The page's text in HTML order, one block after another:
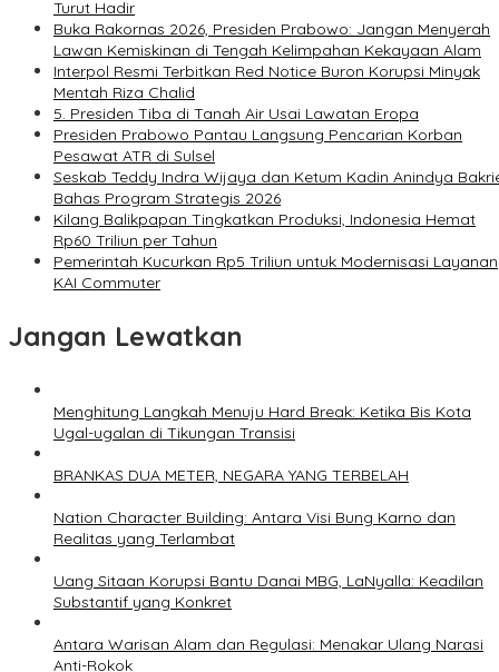
Turut Hadir
Buka Rakornas 2026, Presiden Prabowo: Jangan Menyerah
Lawan Kemiskinan di Tengah Kelimpahan Kekayaan Alam
Interpol Resmi Terbitkan Red Notice Buron Korupsi Minyak
Mentah Riza Chalid
5. Presiden Tiba di Tanah Air Usai Lawatan Eropa
Presiden Prabowo Pantau Langsung Pencarian Korban
Pesawat ATR di Sulsel
Seskab Teddy Indra Wijaya dan Ketum Kadin Anindya
Bahas Program Strategis 2026
Kilang Balikpapan Tingkatkan Produksi, Indonesia Hemat
Rp60 Triliun per Tahun
Pemerintah Kucurkan Rp5 Triliun untuk Modernisasi Layanan
KAI Commuter
Jangan Lewatkan
Menghitung Langkah Menuju Hard Break: Ketika Bis Kota
Ugal-ugalan di Tikungan Transisi
BRANKAS DUA METER, NEGARA YANG TERBELAH
Nation Character Building: Antara Visi Bung Karno dan
Realitas yang Terlambat
Uang Sitaan Korupsi Bantu Danai MBG, LaNyalla: Keadilan
Substantif yang Konkret
Antara Warisan Alam dan Regulasi: Menakar Ulang Narasi
Anti-Rokok